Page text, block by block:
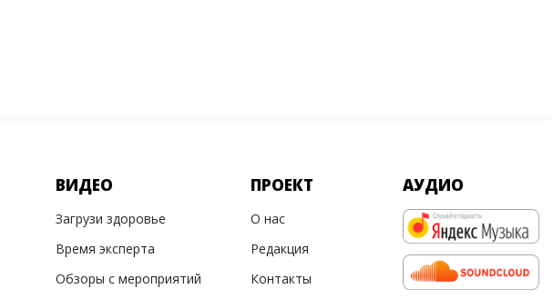
ВИДЕО
Загрузи здоровье
Время эксперта
Обзоры с мероприятий
ПРОЕКТ
О нас
Редакция
Контакты
АУДИО